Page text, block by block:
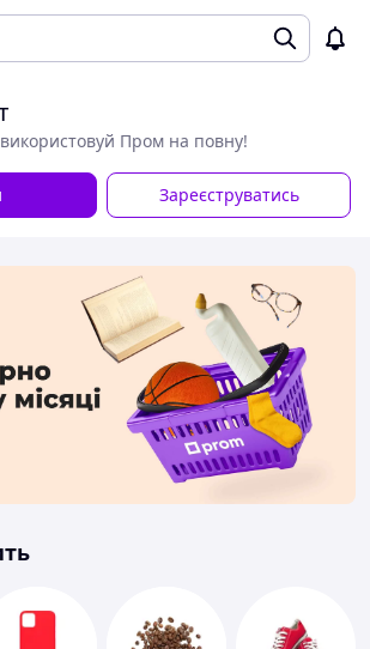
використовуй Пром на повну!
Зареєструватись